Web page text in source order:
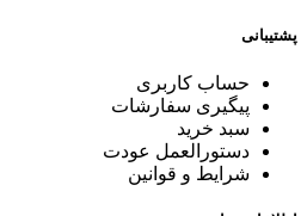
پشتیبانی
حساب کاربری
پیگیری سفارشات
سبد خرید
دستورالعمل عودت
شرایط و قوانین